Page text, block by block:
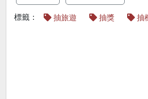
標籤： 抽旅遊 抽獎 抽